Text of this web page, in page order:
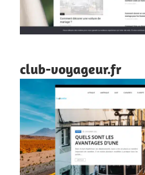
club-voyageur.fr